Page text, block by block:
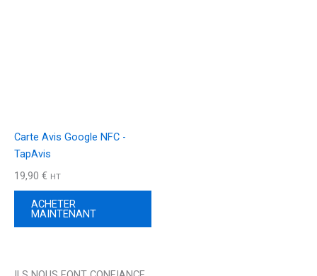
Carte Avis Google NFC -
TapAvis
19,90 € HT
ACHETER
MAINTENANT